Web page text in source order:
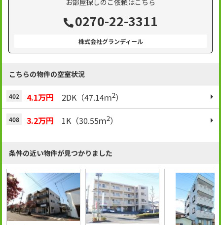
お部屋探しのご依頼はこちら
0270-22-3311
株式会社グランディール
こちらの物件の空室状況
402 4.1万円 2DK（47.14ｍ2）
408 3.2万円 1K（30.55ｍ2）
条件の近い物件が見つかりました